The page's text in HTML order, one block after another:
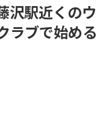
沢駅近くのウ
ラブで始める